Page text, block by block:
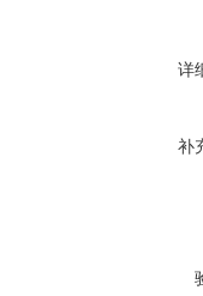
详
补